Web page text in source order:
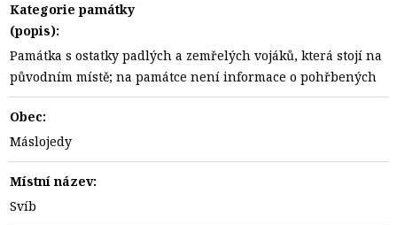
Kategorie památky
(popis):
Památka s ostatky padlých a zemřelých vojáků, která stojí na
původním místě; na památce není informace o pohřbených
Obec:
Máslojedy
Místní název:
Svíb